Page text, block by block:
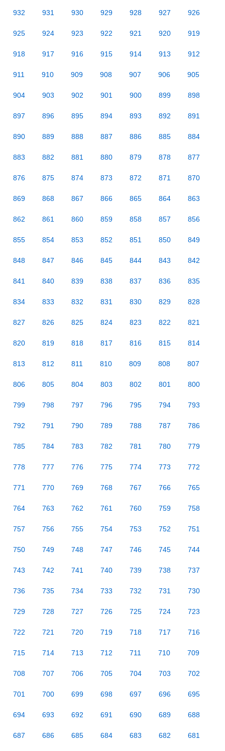
932 931 930 929 928 927 926
925 924 923 922 921 920 919
918 917 916 915 914 913 912
911 910 909 908 907 906 905
904 903 902 901 900 899 898
897 896 895 894 893 892 891
890 889 888 887 886 885 884
883 882 881 880 879 878 877
876 875 874 873 872 871 870
869 868 867 866 865 864 863
862 861 860 859 858 857 856
855 854 853 852 851 850 849
848 847 846 845 844 843 842
841 840 839 838 837 836 835
834 833 832 831 830 829 828
827 826 825 824 823 822 821
820 819 818 817 816 815 814
813 812 811 810 809 808 807
806 805 804 803 802 801 800
799 798 797 796 795 794 793
792 791 790 789 788 787 786
785 784 783 782 781 780 779
778 777 776 775 774 773 772
771 770 769 768 767 766 765
764 763 762 761 760 759 758
757 756 755 754 753 752 751
750 749 748 747 746 745 744
743 742 741 740 739 738 737
736 735 734 733 732 731 730
729 728 727 726 725 724 723
722 721 720 719 718 717 716
715 714 713 712 711 710 709
708 707 706 705 704 703 702
701 700 699 698 697 696 695
694 693 692 691 690 689 688
687 686 685 684 683 682 681